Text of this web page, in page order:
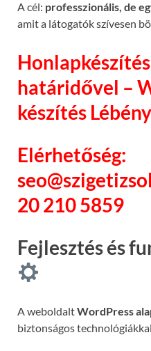
A cél: professzionális, de
amit a látogatók szívesen
határidővel –
készítés Lébény
Elérhetőség:
20 210 5859
Fejlesztés és
A weboldaltWordPress
biztonságos technológiákkal.